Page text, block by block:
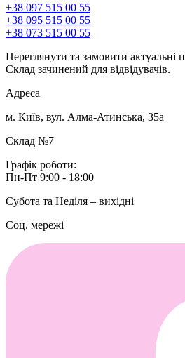
+38 097 515 00 55
+38 095 515 00 55
+38 073 515 00 55
Переглянути та замовити актуальні
Склад зачинений для відвідувачів.
Адреса
м. Київ, вул. Алма-Атинська, 35а
Склад №7
Графік роботи:
Пн-Пт 9:00 - 18:00
Субота та Неділя – вихідні
Соц. мережі